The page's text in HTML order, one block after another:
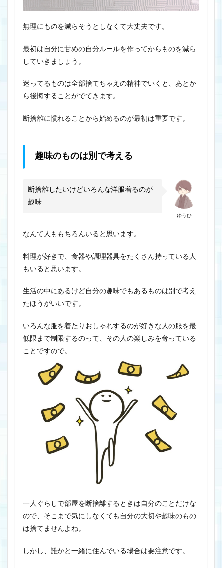
無理にものを減らそうとしなくて大丈夫です。
最初は自分に甘めの自分ルールを作ってからものを減ら
していきましょう。
迷ってるものは全部捨てちゃえの精神でいくと、あとか
ら後悔することがでてきます。
断捨離に慣れることから始めるのが最初は重要です。
趣味のものは別で考える
ゆうひ
断捨離したいけどいろんな洋服着るのが
趣味
なんて人ももちろんいると思います。
料理が好きで、食器や調理器具をたくさん持っている人
もいると思います。
生活の中にあるけど自分の趣味でもあるものは別で考え
たほうがいいです。
いろんな服を着たりおしゃれするのが好きな人の服を最
低限まで制限するのって、その人の楽しみを奪っている
ことですので。
一人ぐらしで部屋を断捨離するときは自分のことだけな
ので、そこまで気にしなくても自分の大切や趣味のもの
は捨てませんよね。
しかし、誰かと一緒に住んでいる場合は要注意です。